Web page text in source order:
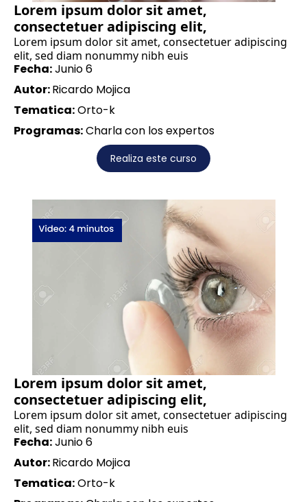
Lorem ipsum dolor sit amet,
consectetuer adipiscing elit,
Lorem ipsum dolor sit amet, consectetuer adipiscing
elit, sed diam nonummy nibh euis
Fecha:Junio 6
Autor:Ricardo Mojica
Tematica:Orto-k
Programas:Charla con los expertos
Realiza este curso
Lorem ipsum dolor sit amet,
consectetuer adipiscing elit,
Lorem ipsum dolor sit amet, consectetuer adipiscing
elit, sed diam nonummy nibh euis
Fecha:Junio 6
Autor:Ricardo Mojica
Tematica:Orto-k